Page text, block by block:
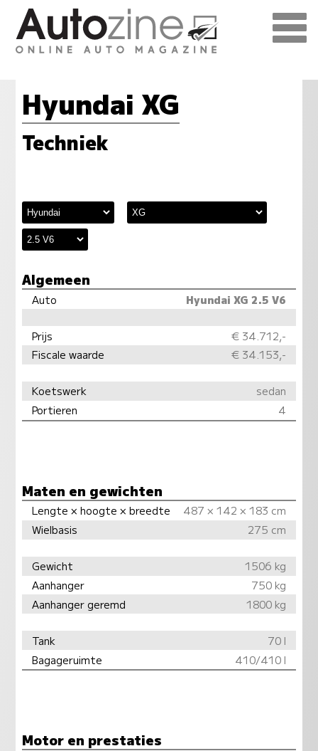
Hyundai XG
Techniek
Algemeen
Auto Hyundai XG 2.5 V6
Prijs
€ 34.712,-
Fiscale waarde
€ 34.153,-
Koetswerk
sedan
Portieren
4
Maten en gewichten
Lengte × hoogte × breedte
487 × 142 × 183 cm
Wielbasis
275 cm
Gewicht
1506 kg
Aanhanger
750 kg
Aanhanger geremd
1800 kg
Tank
70 l
Bagageruimte
410/410 l
Motor en prestaties